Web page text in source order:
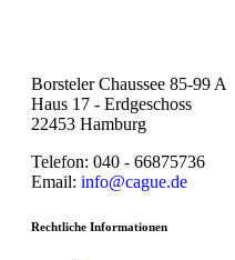
Borsteler Chaussee 85-99 A
Haus 17 - Erdgeschoss
22453 Hamburg
Telefon: 040 - 66875736
Email: info@cague.de
Rechtliche Informationen